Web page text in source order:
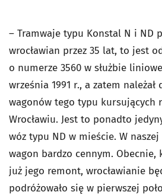
– Tramwaje typu Konstal N i ND
wrocławian przez 35 lat, to jest
o numerze 3560 w służbie
września 1991 r., a zatem
wagonów tego typu kursujących
Wrocławiu. Jest to ponadto
wóz typu ND w mieście. W
wagon bardzo cennym. Obecnie,
już jego remont, wrocławianie
podróżowało się w pierwszej